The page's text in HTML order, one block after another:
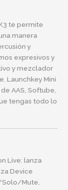
te permite
manera
y
expresivos y
y mezclador
Launchkey Mini
AAS, Softube,
tengas todo lo
Live: lanza
Device
Solo/Mute,